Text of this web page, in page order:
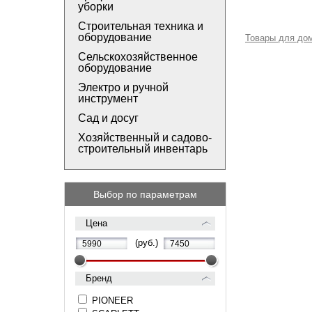
уборки
Строительная техника и
оборудование
Сельскохозяйственное
оборудование
Электро и ручной
инструмент
Сад и досуг
Хозяйственный и садово-
строительный инвентарь
Выбор по параметрам
Цена
(руб.)
Бренд
PIONEER
Товары для